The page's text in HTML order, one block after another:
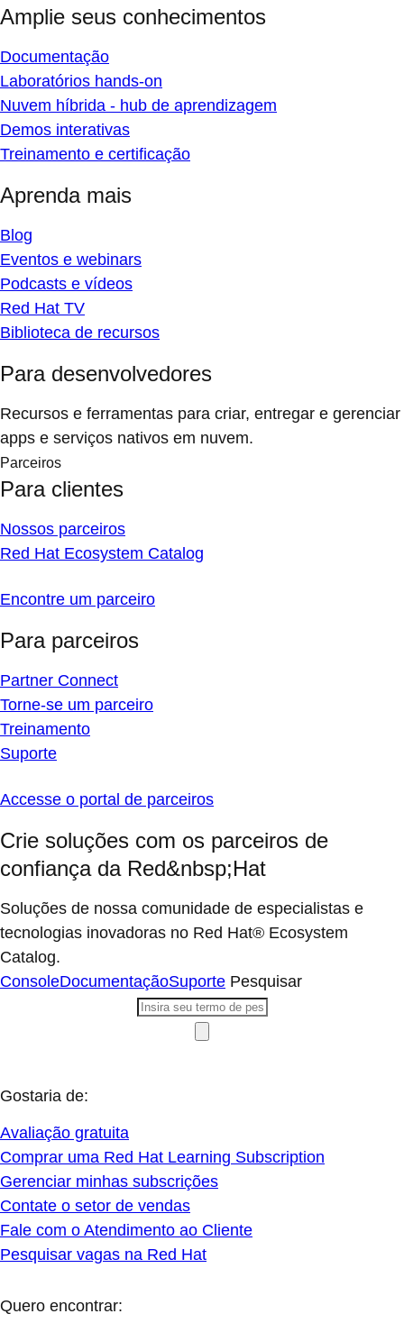
Amplie seus conhecimentos
Documentação
Laboratórios hands-on
Nuvem híbrida - hub de aprendizagem
Demos interativas
Treinamento e certificação
Aprenda mais
Blog
Eventos e webinars
Podcasts e vídeos
Red Hat TV
Biblioteca de recursos
Para desenvolvedores
Recursos e ferramentas para criar, entregar e gerenciar
apps e serviços nativos em nuvem.
Parceiros
Para clientes
Nossos parceiros
Red Hat Ecosystem Catalog
Encontre um parceiro
Para parceiros
Partner Connect
Torne-se um parceiro
Treinamento
Suporte
Accesse o portal de parceiros
Crie soluções com os parceiros de
confiança da Red&nbsp;Hat
Soluções de nossa comunidade de especialistas e
tecnologias inovadoras no Red Hat® Ecosystem
Catalog.
ConsoleDocumentaçãoSuporte Pesquisar
Gostaria de:
Avaliação gratuita
Comprar uma Red Hat Learning Subscription
Gerenciar minhas subscrições
Contate o setor de vendas
Fale com o Atendimento ao Cliente
Pesquisar vagas na Red Hat
Quero encontrar: